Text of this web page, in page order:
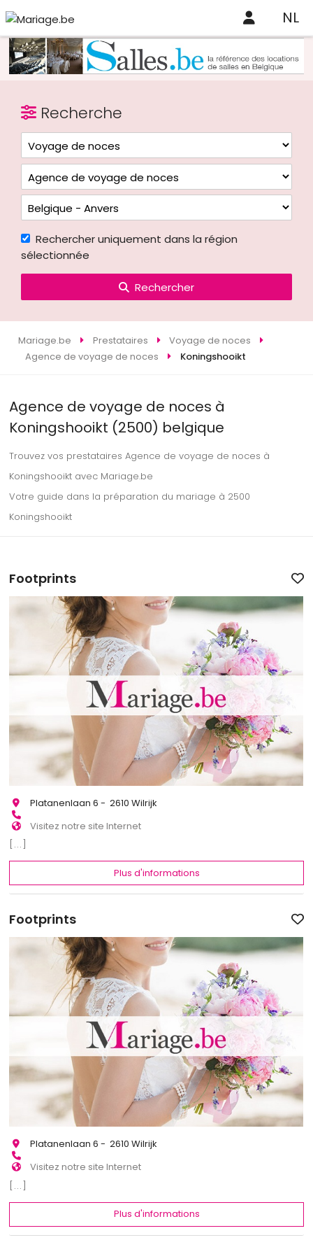
NL
Recherche
Rechercher uniquement dans la région
sélectionnée
Rechercher
Mariage.be Prestataires
Voyage de noces
Agence de voyage de noces
Koningshooikt
Agence de voyage de noces à
Koningshooikt (2500) belgique
Trouvez vos prestataires Agence de voyage de noces à
Koningshooikt avec Mariage.be
Votre guide dans la préparation du mariage à 2500
Koningshooikt
Footprints
Platanenlaan 6 - 2610 Wilrijk
Visitez notre site Internet
[...]
Plus d'informations
Footprints
Platanenlaan 6 - 2610 Wilrijk
Visitez notre site Internet
[...]
Plus d'informations